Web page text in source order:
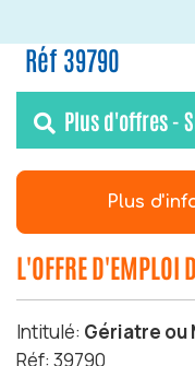
Réf 39790
Plus d'offres -
Plus
L'OFFRE D'EMPLOI
Intitulé: Gériatre ou
Réf: 39790